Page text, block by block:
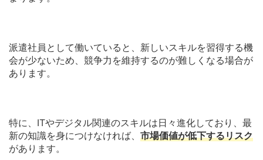
派遣社員として働いていると、新しいスキルを習得する機
会が少ないため、競争力を維持するのが難しくなる場合が
あります。
特に、ITやデジタル関連のスキルは日々進化しており、最
新の知識を身につけなければ、 市場価値が低下するリスク
があります。